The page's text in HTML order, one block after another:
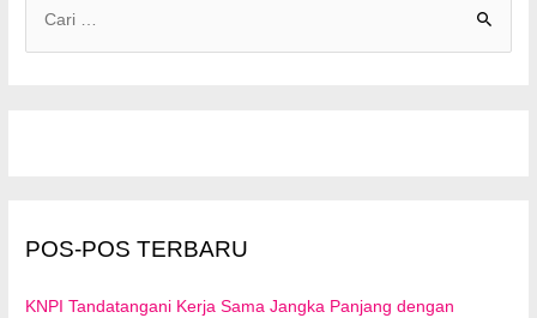
kPOS-POS TERBARU
KNPI Tandatangani Kerja Sama Jangka Panjang dengan